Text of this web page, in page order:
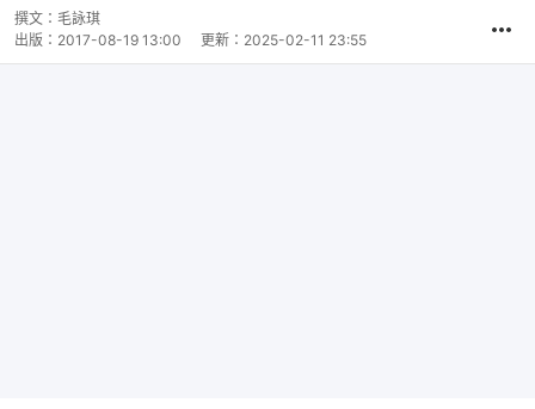
撰文： 毛詠琪
出版： 2017-08-19 13:00 更新： 2025-02-11 23:55